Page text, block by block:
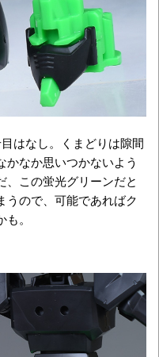
はなし。くまどりは隙間
なか思いつかないよう
、この蛍光グリーンだと
うので、可能であればク
。